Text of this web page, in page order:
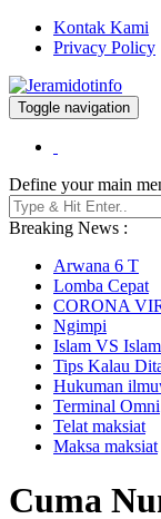
Kontak Kami
Privacy Policy
Berita dan Informasi
Toggle navigation
Define your main
Breaking News :
Arwana 6 T
Lomba Cepat
CORONA
Ngimpi
Islam VS
Tips Kalau
Hukuman
Terminal Omni
Telat maksiat
Maksa maksiat
Cuma